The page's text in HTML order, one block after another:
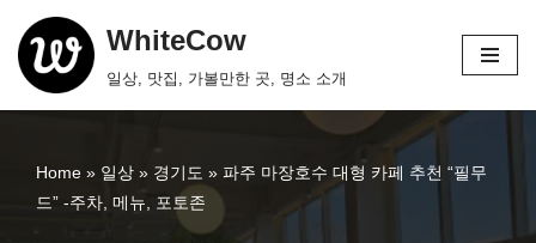
콘
텐
WhiteCow
일상, 맛집, 가볼만한 곳, 명소 소개
Home » 일상 » 경기도 » 파주 마장호수 대형 카페 추천 “필무
드” -주차, 메뉴, 포토존